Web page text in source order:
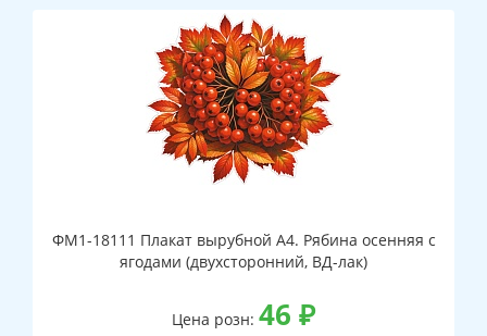
ФМ1-18111 Плакат вырубной А4. Рябина осенняя с
ягодами (двухсторонний, ВД-лак)
Цена розн: 46 ₽